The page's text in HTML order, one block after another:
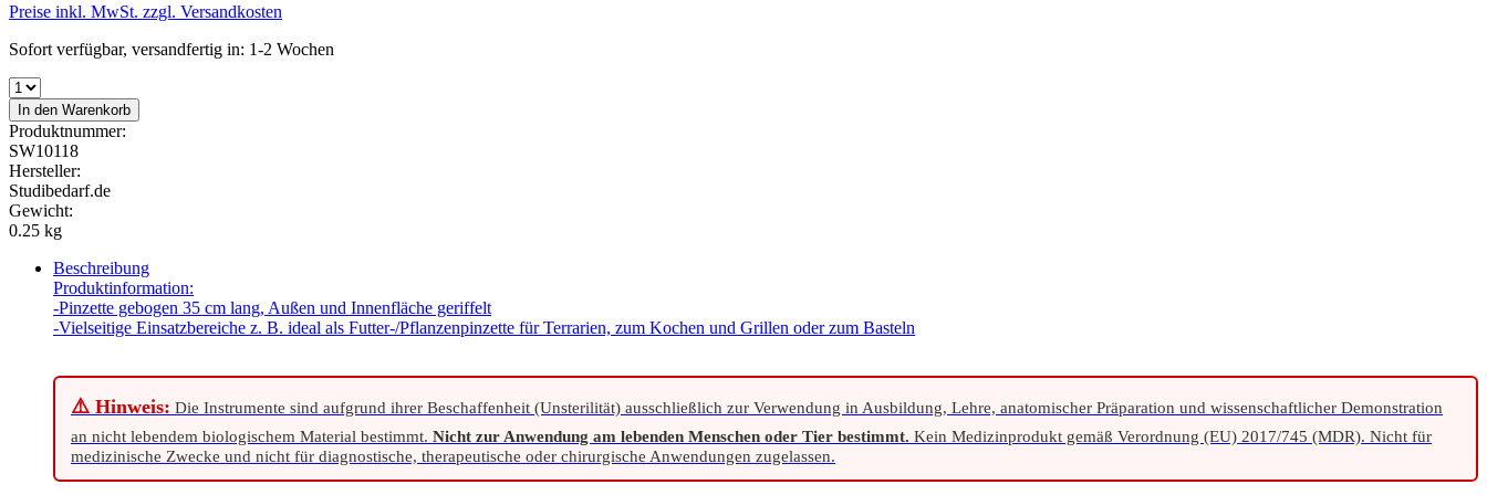
Preise inkl. MwSt. zzgl. Versandkosten
Sofort verfügbar, versandfertig in: 1-2 Wochen
In den Warenkorb
Produktnummer:
SW10118
Hersteller:
Studibedarf.de
Gewicht:
0.25 kg
Beschreibung
Produktinformation:
-Pinzette gebogen 35 cm lang, Außen und Innenfläche geriffelt
-Vielseitige Einsatzbereiche z. B. ideal als Futter-/Pflanzenpinzette für Terrarien, zum Kochen und Grillen oder zum Basteln
⚠️ Hinweis: Die Instrumente sind aufgrund ihrer Beschaffenheit (Unsterilität) ausschließlich zur Verwendung in Ausbildung, Lehre, anatomischer Präparation und wissenschaftlicher Demonstration
an nicht lebendem biologischem Material bestimmt. Nicht zur Anwendung am lebenden Menschen oder Tier bestimmt. Kein Medizinprodukt gemäß Verordnung (EU) 2017/745 (MDR). Nicht für
medizinische Zwecke und nicht für diagnostische, therapeutische oder chirurgische Anwendungen zugelassen.